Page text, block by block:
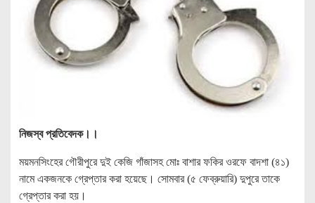
নিজস্ব প্রতিবেদক।।
ময়মনসিংহের গৌরীপুরে দুই কেজি গাঁজাসহ মোঃ বাশার ফকির ওরফে বাদশা (৪১)
নামে একজনকে গ্রেপ্তার করা হয়েছে। সোমবার (৫ ফেব্রুয়ারি) দুপুরে তাকে
গ্রেপ্তার করা হয়।